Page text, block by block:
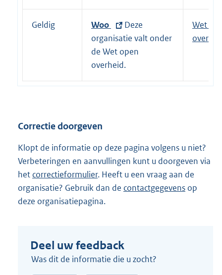
n
e
:
Geldig
E
x
t
e
r
i
n
k
:
Woo
Deze
organisatie valt onder
de Wet open
overheid.
Wet
Correctie doorgeven
Klopt de informatie op deze pagina volgens u niet?
Verbeteringen en aanvullingen kunt u doorgeven via
het correctieformulier. Heeft u een vraag aan de
organisatie? Gebruik dan de contactgegevens op
deze organisatiepagina.
Deel uw feedback
Was dit de informatie die u zocht?